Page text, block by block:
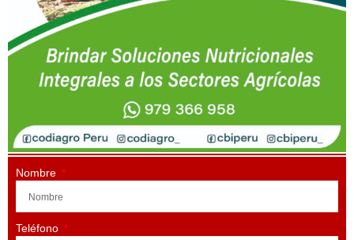
Nombre
Teléfono